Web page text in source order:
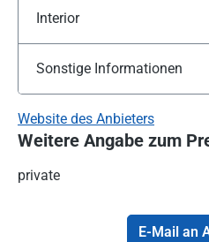
Interior
Sonstige Informationen
Website des Anbieters
Weitere Angabe zum
private
E-Mail an